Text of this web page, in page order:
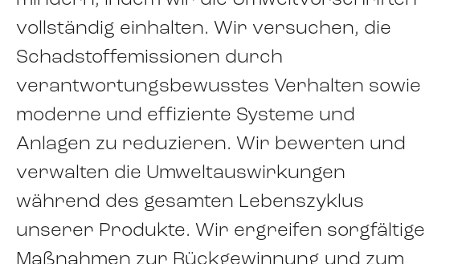
vollständig einhalten. Wir versuchen, die
Schadstoffemissionen durch
verantwortungsbewusstes Verhalten sowie
moderne und effiziente Systeme und
Anlagen zu reduzieren. Wir bewerten und
verwalten die Umweltauswirkungen
während des gesamten Lebenszyklus
unserer Produkte. Wir ergreifen sorgfältige
Maßnahmen zur Rückgewinnung und zum